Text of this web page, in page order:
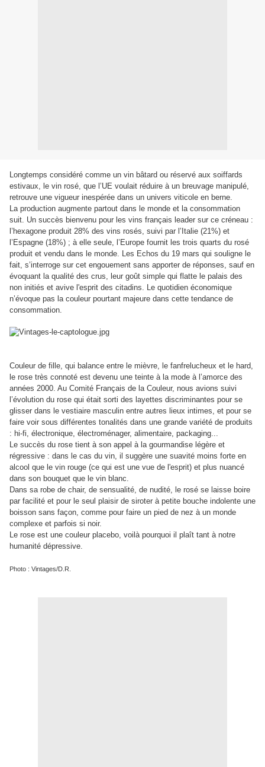
Longtemps considéré comme un vin bâtard ou réservé aux soiffards
estivaux, le vin rosé, que l’UE voulait réduire à un breuvage manipulé,
retrouve une vigueur inespérée dans un univers viticole en berne.
La production augmente partout dans le monde et la consommation
suit. Un succès bienvenu pour les vins français leader sur ce créneau :
l’hexagone produit 28% des vins rosés, suivi par l’Italie (21%) et
l’Espagne (18%) ; à elle seule, l’Europe fournit les trois quarts du rosé
produit et vendu dans le monde. Les Echos du 19 mars qui souligne le
fait, s’interroge sur cet engouement sans apporter de réponses, sauf en
évoquant la qualité des crus, leur goût simple qui flatte le palais des
non initiés et avive l'esprit des citadins. Le quotidien économique
n’évoque pas la couleur pourtant majeure dans cette tendance de
consommation.
Couleur de fille, qui balance entre le mièvre, le fanfrelucheux et le hard,
le rose très connoté est devenu une teinte à la mode à l’amorce des
années 2000. Au Comité Français de la Couleur, nous avions suivi
l’évolution du rose qui était sorti des layettes discriminantes pour se
glisser dans le vestiaire masculin entre autres lieux intimes, et pour se
faire voir sous différentes tonalités dans une grande variété de produits
: hi-fi, électronique, électroménager, alimentaire, packaging...
Le succès du rose tient à son appel à la gourmandise légère et
régressive : dans le cas du vin, il suggère une suavité moins forte en
alcool que le vin rouge (ce qui est une vue de l'esprit) et plus nuancé
dans son bouquet que le vin blanc.
Dans sa robe de chair, de sensualité, de nudité, le rosé se laisse boire
par facilité et pour le seul plaisir de siroter à petite bouche indolente une
boisson sans façon, comme pour faire un pied de nez à un monde
complexe et parfois si noir.
Le rose est une couleur placebo, voilà pourquoi il plaît tant à notre
humanité dépressive.
Photo : Vintages/D.R.